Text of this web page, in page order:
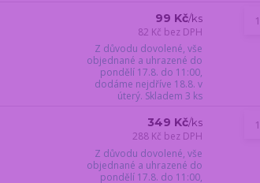
99 Kč/ks
82 Kč bez DPH
Z důvodu dovolené, vše
objednané a uhrazené do
pondělí 17.8. do 11:00,
dodáme nejdříve 18.8. v
úterý. Skladem 3 ks
349 Kč/ks
288 Kč bez DPH
Z důvodu dovolené, vše
objednané a uhrazené do
pondělí 17.8. do 11:00,